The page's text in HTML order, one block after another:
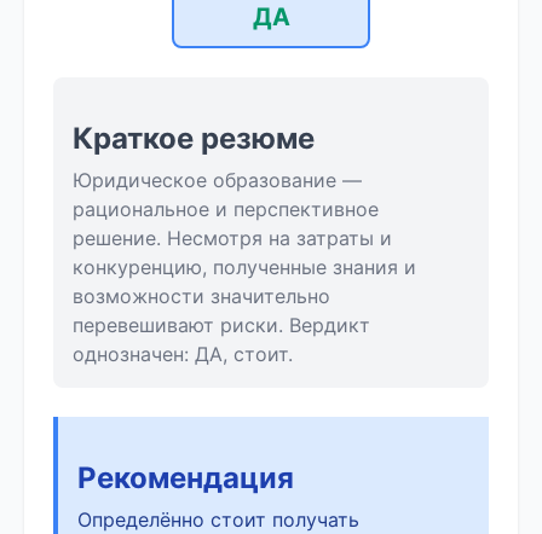
ДА
Краткое резюме
Юридическое образование —
рациональное и перспективное
решение. Несмотря на затраты и
конкуренцию, полученные знания и
возможности значительно
перевешивают риски. Вердикт
однозначен: ДА, стоит.
Рекомендация
Определённо стоит получать